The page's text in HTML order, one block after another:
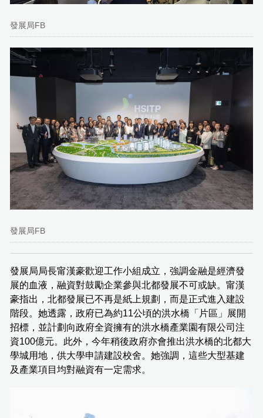
發展局FB
發展局FB
發展局局長甯漢豪歡迎工作小組成立，強調金融是經濟發
展的血液，融資對鼓勵企業參與北都發展不可或缺。甯漢
豪指出，北都發展已不再是紙上規劃，而是正式進入建設
階段。她透露，政府已為約11公頃的洪水橋「片區」展開
招標，並計劃向政府全資擁有的洪水橋產業園有限公司注
資100億元。此外，今年稍後政府亦會推出洪水橋的北都大
學城用地，供大學申請建設校舍。她強調，這些大型基建
及產業項目均對融資有一定需求。